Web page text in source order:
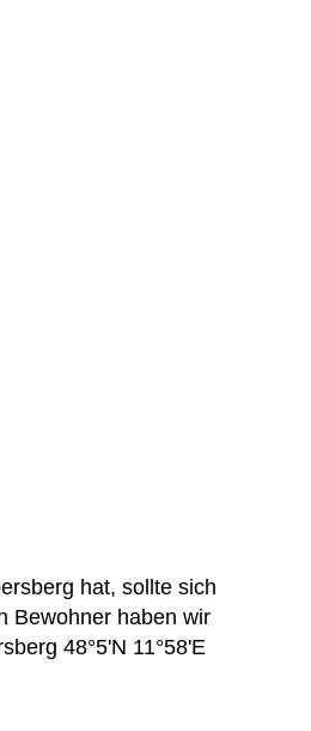
hat, sollte sich
Bewohner haben wir
48°5'N 11°58'E